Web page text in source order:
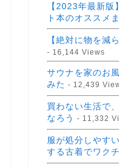
【2023年最新版
ト本のオススメ
【絶対に物を減
- 16,144 Views
サウナを家のお
みた - 12,439
買わない生活で
なろう - 11,332
服が処分しやす
する古着でワク